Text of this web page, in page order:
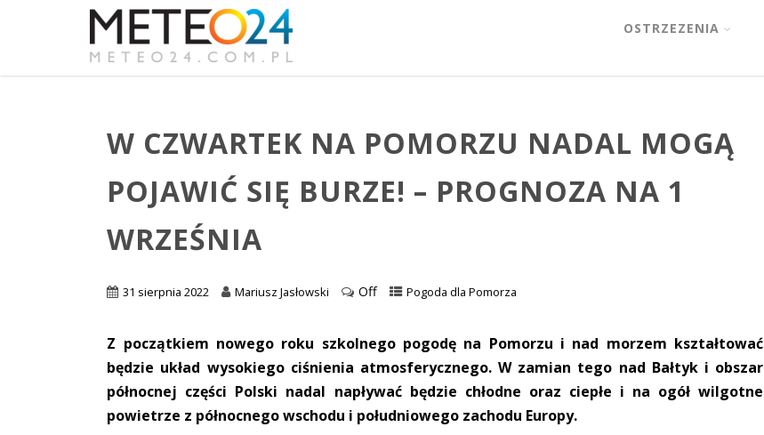
OSTRZEZENIA
W CZWARTEK NA POMORZU NADAL MOGĄ
POJAWIĆ SIĘ BURZE! – PROGNOZA NA 1
WRZEŚNIA
31 sierpnia 2022 Mariusz Jasłowski Off Pogoda dla Pomorza
Z początkiem nowego roku szkolnego pogodę na Pomorzu i nad morzem kształtować
będzie układ wysokiego ciśnienia atmosferycznego. W zamian tego nad Bałtyk i obszar
północnej części Polski nadal napływać będzie chłodne oraz ciepłe i na ogół wilgotne
powietrze z północnego wschodu i południowego zachodu Europy.